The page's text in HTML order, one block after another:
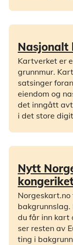
Nasjonalt
Kartverket er
grunnmur.
satsinger
eiendom og
det inngått
i det store
Nytt
bakgrunnslag.
du får inn kart
ser resten av
ting i